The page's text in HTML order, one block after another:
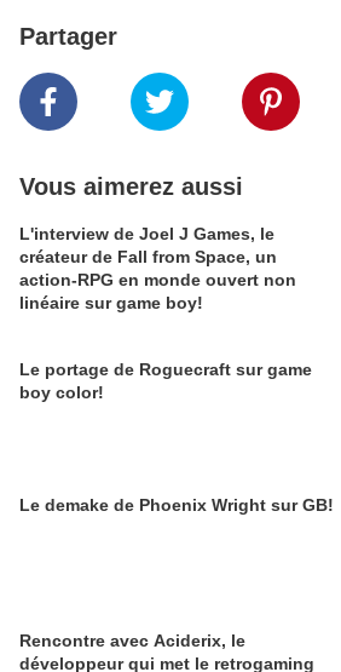
Partager
Vous aimerez aussi
L'interview de Joel J Games, le
créateur de Fall from Space, un
action-RPG en monde ouvert non
linéaire sur game boy!
Le portage de Roguecraft sur game
boy color!
Le demake de Phoenix Wright sur GB!
Rencontre avec Aciderix, le
développeur qui met le retrogaming